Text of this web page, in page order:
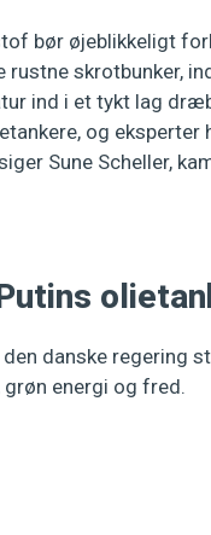
bør øjeblikkeligt
skrotbunker,
ind i et tykt lag
og
Sune Scheller,
danske regering
grøn energi og fred.